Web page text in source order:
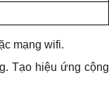
mạng wifi.
Tạo hiệu ứng cộng